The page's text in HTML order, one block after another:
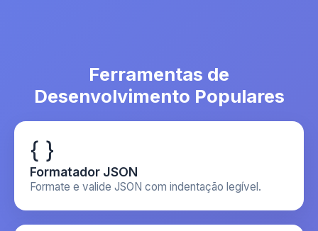
Ferramentas de
Desenvolvimento Populares
{ }
Formatador JSON
Formate e valide JSON com indentação legível.